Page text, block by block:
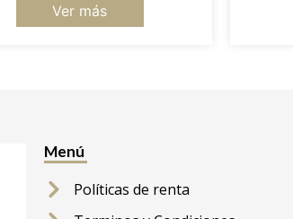
Ver más
Menú
Políticas de renta